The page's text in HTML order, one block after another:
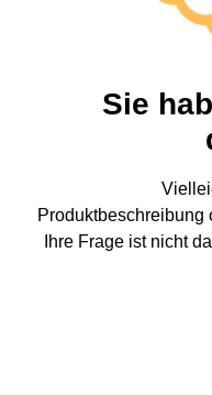
Sie
Produktbeschreibung
Ihre Frage ist nicht